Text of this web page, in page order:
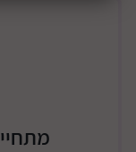
משלוח –
העלות